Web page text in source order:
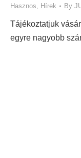
Hasznos, Hírek By
Tájékoztatjuk
egyre nagyobb